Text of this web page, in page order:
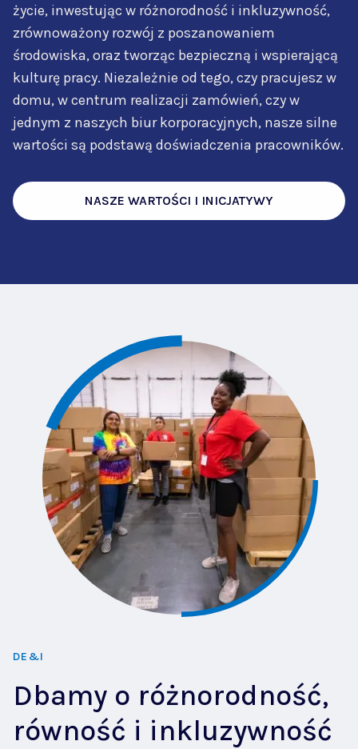
życie, inwestując w różnorodność i inkluzywność,
zrównoważony rozwój z poszanowaniem
środowiska, oraz tworząc bezpieczną i wspierającą
kulturę pracy. Niezależnie od tego, czy pracujesz w
domu, w centrum realizacji zamówień, czy w
jednym z naszych biur korporacyjnych, nasze silne
wartości są podstawą doświadczenia pracowników.
NASZE WARTOŚCI I INICJATYWY
DE&I
Dbamy o różnorodność,
równość i inkluzywność